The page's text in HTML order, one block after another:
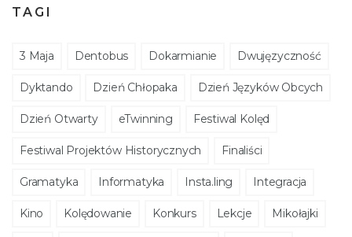
TAGI
3 Maja Dentobus Dokarmianie Dwujęzyczność
Dyktando Dzień Chłopaka Dzień Języków Obcych
Dzień Otwarty eTwinning Festiwal Kolęd
Festiwal Projektów Historycznych Finaliści
Gramatyka Informatyka Insta.ling Integracja
Kino Kolędowanie Konkurs Lekcje Mikołajki